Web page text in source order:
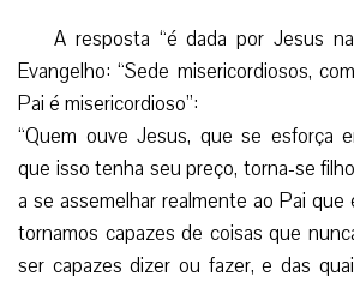
A resposta “é dada por Jesus
Evangelho: “Sede misericordiosos,
Pai é misericordioso”:
“Quem ouve Jesus, que se esforça
que isso tenha seu preço, torna-se
a se assemelhar realmente ao Pai
tornamos capazes de coisas que
ser capazes dizer ou fazer, e das